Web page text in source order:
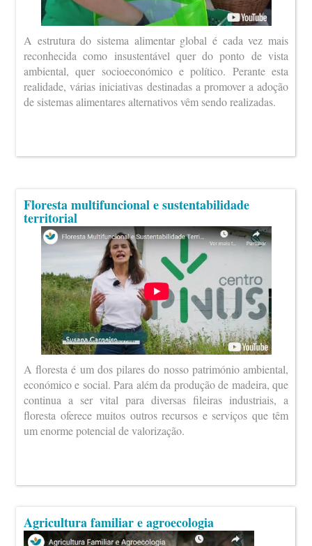
A estrutura do sistema alimentar global é cada vez mais
reconhecida como insustentável quer do ponto de vista
ambiental, quer socioeconómico e político. Perante esta
realidade, várias iniciativas destinadas a promover a adoção
de sistemas alimentares alternativos vêm sendo realizadas.
Floresta multifuncional e sustentabilidade
territorial
A floresta é um dos pilares do nosso património ambiental,
económico e social. Para além da produção de madeira, que
continua a ser vital para diversas fileiras industriais, a
floresta oferece muitos outros recursos e serviços que têm
um enorme potencial de valorização.
Agricultura familiar e agroecologia